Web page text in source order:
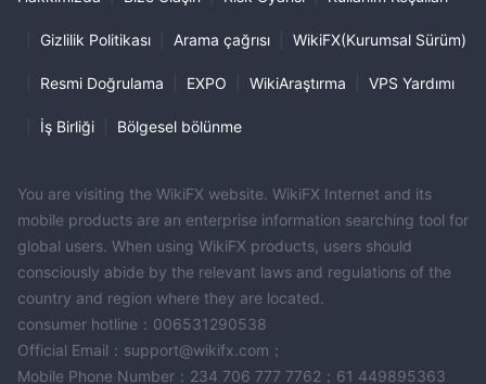
Gizlilik Politikası Arama çağrısı WikiFX(Kurumsal Sürüm)
Resmi Doğrulama EXPO WikiAraştırma VPS Yardımı
İş Birliği Bölgesel bölünme
You are visiting the WikiFX website. WikiFX Internet and its
mobile products are an enterprise information searching tool for
global users. When using WikiFX products, users should
consciously abide by the relevant laws and regulations of the
country and region where they are located.
consumer hotline：006531290538
Official Email：support@wikifx.com；
Mobile Phone Number：234 706 777 7762；61 449895363